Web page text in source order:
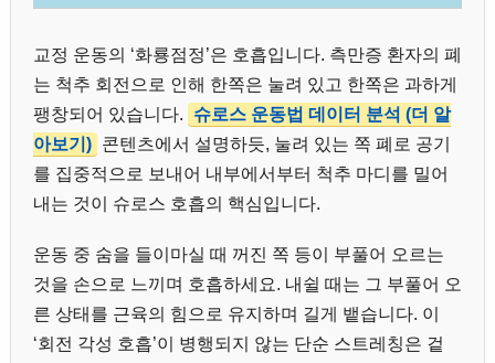
교정 운동의 ‘화룡점정’은 호흡입니다. 측만증 환자의 폐
는 척추 회전으로 인해 한쪽은 눌려 있고 한쪽은 과하게
팽창되어 있습니다.
슈로스 운동법 데이터 분석 (더 알
아보기) 콘텐츠에서 설명하듯, 눌려 있는 쪽 폐로 공기
를 집중적으로 보내어 내부에서부터 척추 마디를 밀어
내는 것이 슈로스 호흡의 핵심입니다.
운동 중 숨을 들이마실 때 꺼진 쪽 등이 부풀어 오르는
것을 손으로 느끼며 호흡하세요. 내쉴 때는 그 부풀어 오
른 상태를 근육의 힘으로 유지하며 길게 뱉습니다. 이
‘회전 각성 호흡’이 병행되지 않는 단순 스트레칭은 겉